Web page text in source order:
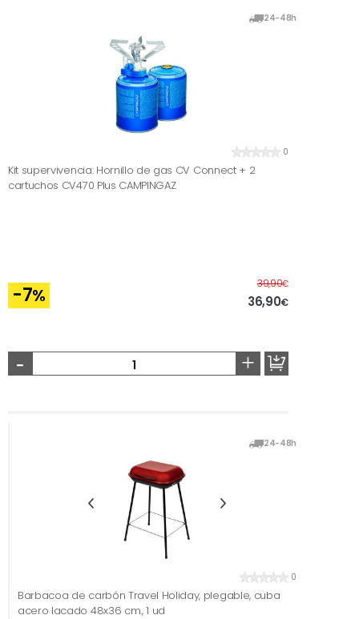
24-48h
0
Kit supervivencia: Hornillo de gas CV Connect + 2
cartuchos CV470 Plus CAMPINGAZ
-7%
39,90€Before
36,90€
- +
24-48h
0
Barbacoa de carbón Travel Holiday, plegable, cuba
acero lacado 48x36 cm., 1 ud